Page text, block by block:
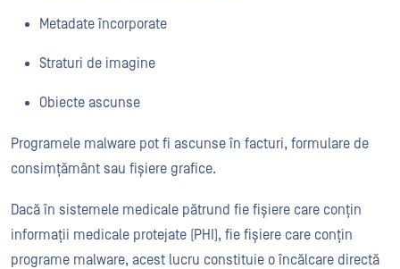
Metadate încorporate
Straturi de imagine
Obiecte ascunse
Programele malware pot fi ascunse în facturi, formulare de
consimțământ sau fișiere grafice.
Dacă în sistemele medicale pătrund fie fișiere care conțin
informații medicale protejate (PHI), fie fișiere care conțin
programe malware, acest lucru constituie o încălcare directă